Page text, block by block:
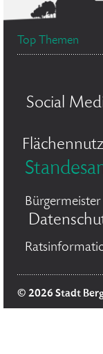
Top Themen
Social
© 2026 Stadt